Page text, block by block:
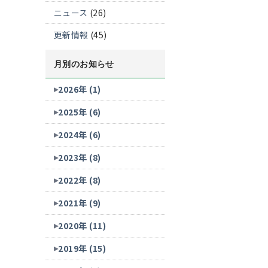
ニュース (26)
更新情報 (45)
月別のお知らせ
2026年 (1)
2025年 (6)
2024年 (6)
2023年 (8)
2022年 (8)
2021年 (9)
2020年 (11)
2019年 (15)